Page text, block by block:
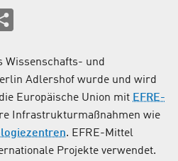
Wissenschafts- und
Adlershof wurde und wird
Europäische Union mit EFRE-
Infrastrukturmaßnahmen wie
. EFRE-Mittel
Projekte verwendet.